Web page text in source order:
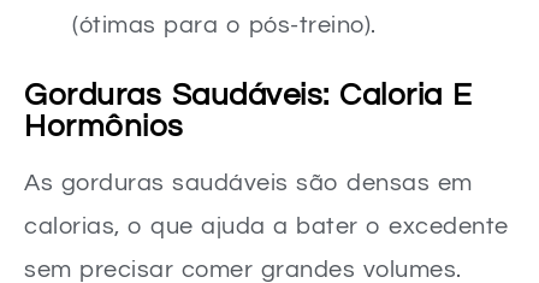
(ótimas para o pós-treino).
Gorduras Saudáveis: Caloria E
Hormônios
As gorduras saudáveis são densas em
calorias, o que ajuda a bater o excedente
sem precisar comer grandes volumes.